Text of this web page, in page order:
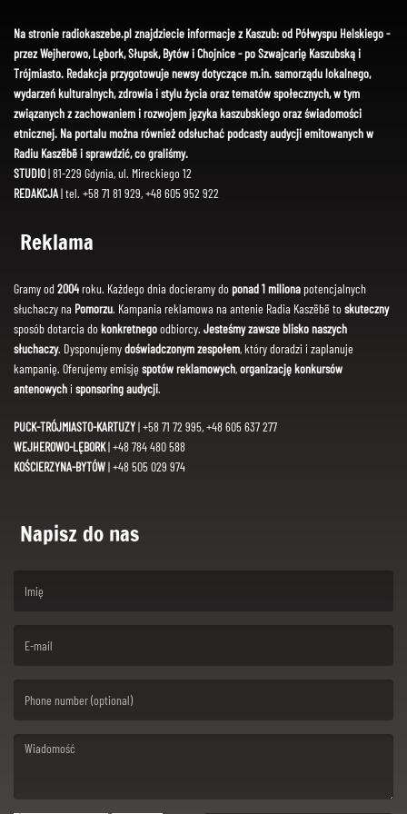
Na stronie radiokaszebe.pl znajdziecie informacje z Kaszub: od Półwyspu Helskiego -
przez Wejherowo, Lębork, Słupsk, Bytów i Chojnice - po Szwajcarię Kaszubską i
Trójmiasto. Redakcja przygotowuje newsy dotyczące m.in. samorządu lokalnego,
wydarzeń kulturalnych, zdrowia i stylu życia oraz tematów społecznych, w tym
związanych z zachowaniem i rozwojem języka kaszubskiego oraz świadomości
etnicznej. Na portalu można również odsłuchać podcasty audycji emitowanych w
Radiu Kaszëbë i sprawdzić, co graliśmy.
STUDIO| 81-229 Gdynia, ul. Mireckiego 12
REDAKCJA| tel. +58 71 81 929, +48 605 952 922
Reklama
Gramy od 2004roku. Każdego dnia docieramy do ponad 1 miliona potencjalnych
słuchaczy na Pomorzu. Kampania reklamowa na antenie Radia Kaszëbë toskuteczny
sposób dotarcia dokonkretnegoodbiorcy. Jesteśmy zawsze blisko naszych
słuchaczy. Dysponujemydoświadczonym zespołem, który doradzi i zaplanuje
kampanię. Oferujemy emisję spotów reklamowych,organizację konkursów
antenowychi sponsoring audycji.
PUCK-TRÓJMIASTO-KARTUZY| +58 71 72 995, +48 605 637 277
WEJHEROWO-LĘBORK| +48 784 480 588
KOŚCIERZYNA-BYTÓW| +48 505 029 974
Napisz do nas